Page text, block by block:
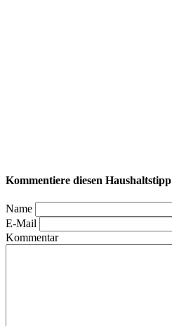
Kommentiere diesen Haushaltstipp
Name
E-Mail
Kommentar